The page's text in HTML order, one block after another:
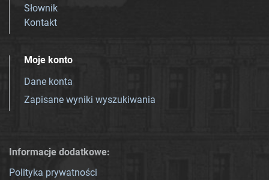
Słownik
Kontakt
Moje konto
Dane konta
Zapisane wyniki wyszukiwania
Informacje dodatkowe:
Polityka prywatności